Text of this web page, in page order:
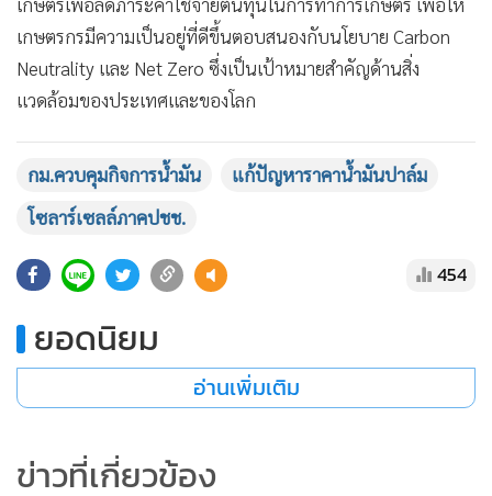
และในส่วนของเกษตรกร กระทรวงพลังงานจะใช้กลไกกองทุน
เพื่อส่งเสริมการอนุรักษ์พลังงาน ให้เตรียมงบประมาณเพื่อส่ง
เสริมให้เกษตรกรได้เข้าถึงการใช้โซลาร์เซลล์กับเครื่องสูบน้ำทาง
เกษตรกรมีความเป็นอยู่ที่ดีขึ้นตอบสนองกับนโยบาย Carbon
Neutrality และ Net Zero ซึ่งเป็นเป้าหมายสำคัญด้านสิ่ง
แวดล้อมของประเทศและของโลก
โซลาร์เซลล์ภาคปชช.
454
ยอดนิยม